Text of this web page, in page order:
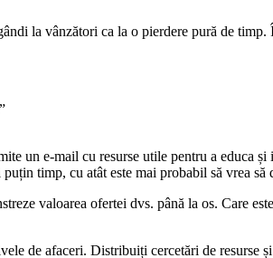
la vânzători ca la o pierdere pură de
un e-mail cu resurse utile pentru a educa
timp, cu atât este mai probabil să vrea să
valoarea ofertei dvs. până la os. Care
de afaceri. Distribuiți cercetări de resurse